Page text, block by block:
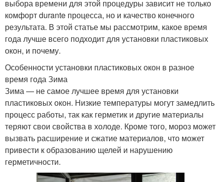
выбора времени для этой процедуры зависит не только
комфорт durante процесса, но и качество конечного
результата. В этой статье мы рассмотрим, какое время
года лучше всего подходит для установки пластиковых
окон, и почему.
Особенности установки пластиковых окон в разное
время года Зима
Зима — не самое лучшее время для установки
пластиковых окон. Низкие температуры могут замедлить
процесс работы, так как герметик и другие материалы
теряют свои свойства в холоде. Кроме того, мороз может
вызвать расширение и сжатие материалов, что может
привести к образованию щелей и нарушению
герметичности.